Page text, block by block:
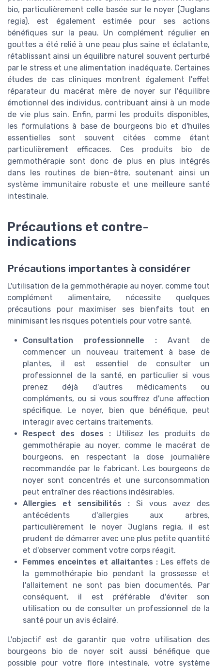
bio, particulièrement celle basée sur le noyer (Juglans
regia), est également estimée pour ses actions
bénéfiques sur la peau. Un complément régulier en
gouttes a été relié à une peau plus saine et éclatante,
rétablissant ainsi un équilibre naturel souvent perturbé
par le stress et une alimentation inadéquate. Certaines
études de cas cliniques montrent également l'effet
réparateur du macérat mère de noyer sur l'équilibre
émotionnel des individus, contribuant ainsi à un mode
de vie plus sain. Enfin, parmi les produits disponibles,
les formulations à base de bourgeons bio et d'huiles
essentielles sont souvent citées comme étant
particulièrement efficaces. Ces produits bio de
gemmothérapie sont donc de plus en plus intégrés
dans les routines de bien-être, soutenant ainsi un
système immunitaire robuste et une meilleure santé
intestinale.
Précautions et contre-
indications
Précautions importantes à considérer
L'utilisation de la gemmothérapie au noyer, comme tout
complément alimentaire, nécessite quelques
précautions pour maximiser ses bienfaits tout en
minimisant les risques potentiels pour votre santé.
Consultation professionnelle : Avant de
commencer un nouveau traitement à base de
plantes, il est essentiel de consulter un
professionnel de la santé, en particulier si vous
prenez déjà d'autres médicaments ou
compléments, ou si vous souffrez d'une affection
spécifique. Le noyer, bien que bénéfique, peut
interagir avec certains traitements.
Respect des doses :Utilisez les produits de
gemmothérapie au noyer, comme le macérat de
bourgeons, en respectant la dose journalière
recommandée par le fabricant. Les bourgeons de
noyer sont concentrés et une surconsommation
peut entraîner des réactions indésirables.
Allergies et sensibilités : Si vous avez des
antécédents d'allergies aux arbres,
particulièrement le noyer Juglans regia, il est
prudent de démarrer avec une plus petite quantité
et d'observer comment votre corps réagit.
Femmes enceintes et allaitantes : Les effets de
la gemmothérapie bio pendant la grossesse et
l'allaitement ne sont pas bien documentés. Par
conséquent, il est préférable d'éviter son
utilisation ou de consulter un professionnel de la
santé pour un avis éclairé.
L'objectif est de garantir que votre utilisation des
bourgeons bio de noyer soit aussi bénéfique que
possible pour votre flore intestinale, votre système